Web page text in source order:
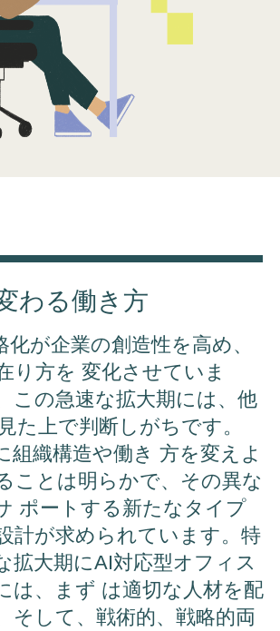
化が企業の創造性を高め、
り方を 変化させていま
この急速な拡大期には、他
た上で判断しがちです。
組織構造や働き 方を変えよ
ことは明らかで、その異な
ポートする新たなタイプ
計が求められています。特
拡大期にAI対応型オフィス
は、まず は適切な人材を配
そして、戦術的、戦略的両
わる働き方